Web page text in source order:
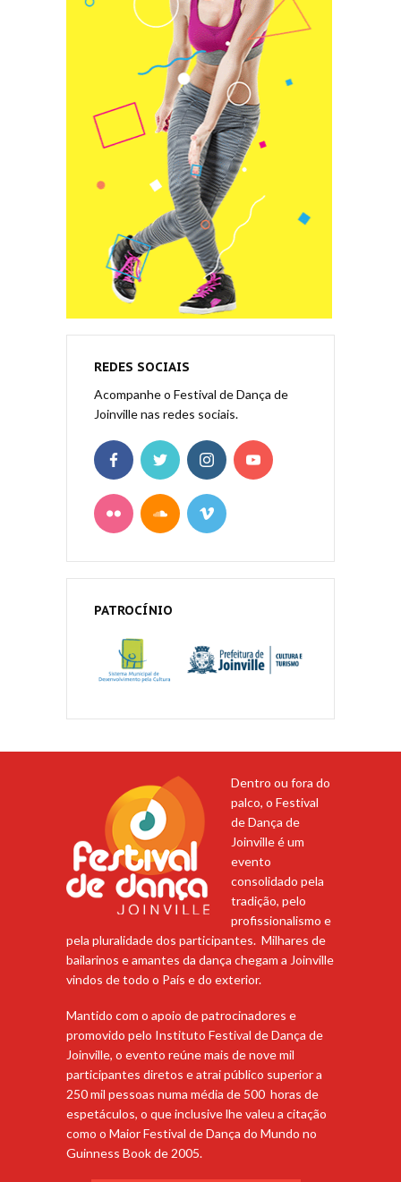
REDES SOCIAIS
Acompanhe o Festival de Dança de
Joinville nas redes sociais.
PATROCÍNIO
Dentro ou fora do
palco, o Festival
de Dança de
Joinville é um
evento
consolidado pela
tradição, pelo
profissionalismo e
pela pluralidade dos participantes. Milhares de
bailarinos e amantes da dança chegam a Joinville
vindos de todo o País e do exterior.
Mantido com o apoio de patrocinadores e
promovido pelo Instituto Festival de Dança de
Joinville, o evento reúne mais de nove mil
participantes diretos e atrai público superior a
250 mil pessoas numa média de 500 horas de
espetáculos, o que inclusive lhe valeu a citação
como o Maior Festival de Dança do Mundo no
Guinness Book de 2005.